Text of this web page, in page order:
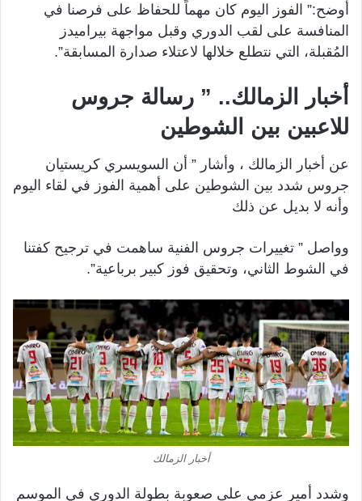
أوضح:” الفوز اليوم كان مهماً للحفاظ على فرصنا في
المنافسة على لقب الدوري وقبل مواجهة بيراميدز
المُقبلة، التي نتطلع خلالها لاعتلاء صدارة المسابقة”.
أخبار الزمالك.. ” رسالة جروس
للاعبين بين الشوطين
عن أخبار الزمالك ، وأشار ” أن السويسري كريستيان
جروس شدد بين الشوطين على أهمية الفوز في لقاء اليوم
وأنه لا بديل عن ذلك
وواصل ” تغييرات جروس الفنية ساهمت في ترجيح كفتنا
في الشوط الثاني، وتحقيق فوز كبير برباعية”.
أخبار الزمالك
وشدد أمير عزمي على صعوبة بطولة الدوري في الموسم